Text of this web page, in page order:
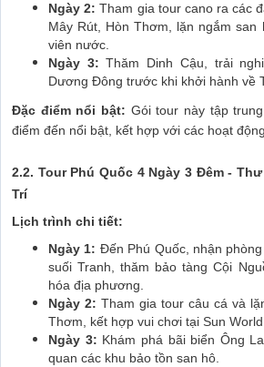
Ngày 2: Tham gia tour cano ra các
Mây Rút, Hòn Thơm, lặn ngắm san
viên nước.
Ngày 3: Thăm Dinh Cậu, trải
Dương Đông trước khi khởi hành về
Đặc điểm nổi bật: Gói tour này tập
điểm đến nổi bật, kết hợp với các hoạt
2.2. Tour Phú Quốc 4 Ngày 3 Đêm -
Trí
Lịch trình chi tiết:
Ngày 1: Đến Phú Quốc, nhận
suối Tranh, thăm bảo tàng Cội
hóa địa phương.
Ngày 2: Tham gia tour câu cá và
Thơm, kết hợp vui chơi tại Sun World
Ngày 3: Khám phá bãi biển Ông
quan các khu bảo tồn san hô.